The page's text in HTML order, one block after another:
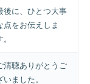
後に、ひとつ大事
点をお伝えしま
。
清聴ありがとうご
いました。